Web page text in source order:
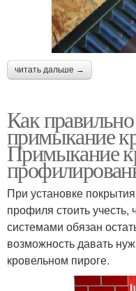
читать дальше →
Как правильно
примыкание
Примыкание
При установке
профиля стоить
системами обязан
возможность давать
кровельном пироге.